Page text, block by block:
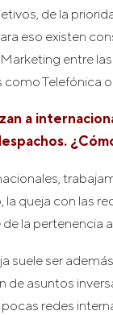
de la
eso existen
entre
Telefónica
a
la queja con las
la pertenencia
suele ser
de asuntos
redes